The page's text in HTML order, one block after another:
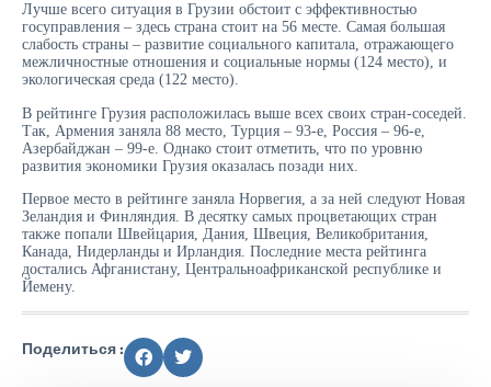
Лучше всего ситуация в Грузии обстоит с эффективностью
госуправления – здесь страна стоит на 56 месте. Самая большая
слабость страны – развитие социального капитала, отражающего
межличностные отношения и социальные нормы (124 место), и
экологическая среда (122 место).
В рейтинге Грузия расположилась выше всех своих стран-соседей.
Так, Армения заняла 88 место, Турция – 93-е, Россия – 96-е,
Азербайджан – 99-е. Однако стоит отметить, что по уровню
развития экономики Грузия оказалась позади них.
Первое место в рейтинге заняла Норвегия, а за ней следуют Новая
Зеландия и Финляндия. В десятку самых процветающих стран
также попали Швейцария, Дания, Швеция, Великобритания,
Канада, Нидерланды и Ирландия. Последние места рейтинга
достались Афганистану, Центральноафриканской республике и
Йемену.
Поделиться :